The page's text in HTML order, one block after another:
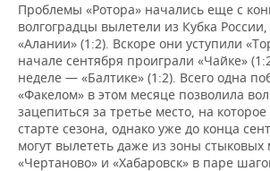
Проблемы «Ротора» начались еще с
волгоградцы вылетели из Кубка
«Алании» (1:2). Вскоре они уступили
начале сентября проиграли «Чайке»
неделе — «Балтике» (1:2). Всего одна
«Факелом» в этом месяце позволила
зацепиться за третье место, на
старте сезона, однако уже до конца
могут вылететь даже из зоны
«Чертаново» и «Хабаровск» в паре